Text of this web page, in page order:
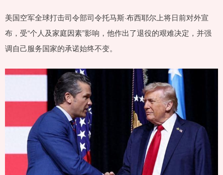
美国空军全球打击司令部司令托马斯·布西耶尔上将日前对外宣
布，受“个人及家庭因素”影响，他作出了退役的艰难决定，并强
调自己服务国家的承诺始终不变。